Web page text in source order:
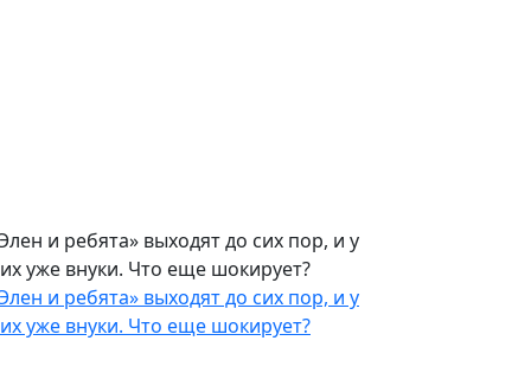
и ребята» выходят до сих пор, и у
уже внуки. Что еще шокирует?
и ребята» выходят до сих пор, и у
уже внуки. Что еще шокирует?